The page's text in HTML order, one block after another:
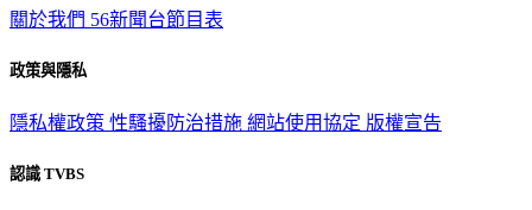
關於我們 56新聞台節目表
政策與隱私
隱私權政策 性騷擾防治措施 網站使用協定 版權宣告
認識 TVBS